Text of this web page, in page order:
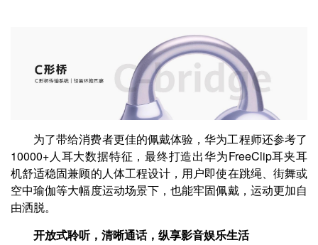
为了带给消费者更佳的佩戴体验，华为工程师还参考了
10000+人耳大数据特征，最终打造出华为FreeClip耳夹耳
机舒适稳固兼顾的人体工程设计，用户即使在跳绳、街舞或
空中瑜伽等大幅度运动场景下，也能牢固佩戴，运动更加自
由洒脱。
开放式聆听，清晰通话，纵享影音娱乐生活